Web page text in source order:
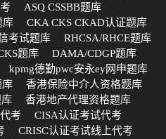
ASQ CSSBB题库
库
CKA CKS CKAD认证题库
考试题库
RHCSA/RHCE题库
题库
DAMA/CDGP题库
kpmg德勤pwc安永ey网申题库
香港保险中介人资格题库
香港地产代理资格题库
考
CISA认证考试代考
CRISC认证考试线上代考